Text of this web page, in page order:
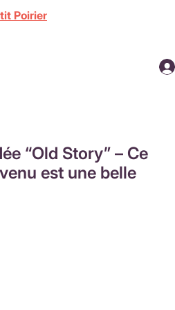
Poirier
“Old Story” – Ce
est une belle